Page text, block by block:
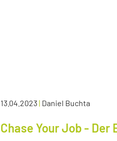
13.04.2023| Daniel Buchta
Chase Your Job -